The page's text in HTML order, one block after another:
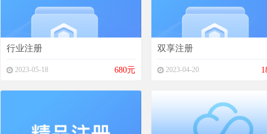
行业注册
2023-05-18 680元
双享注册
2023-04-20